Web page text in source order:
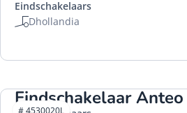
Eindschakelaars
Dhollandia
Eindschakelaar Anteo
# 4530020L